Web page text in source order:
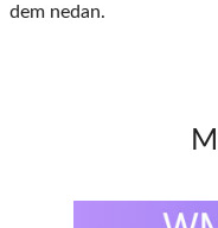
dem nedan.